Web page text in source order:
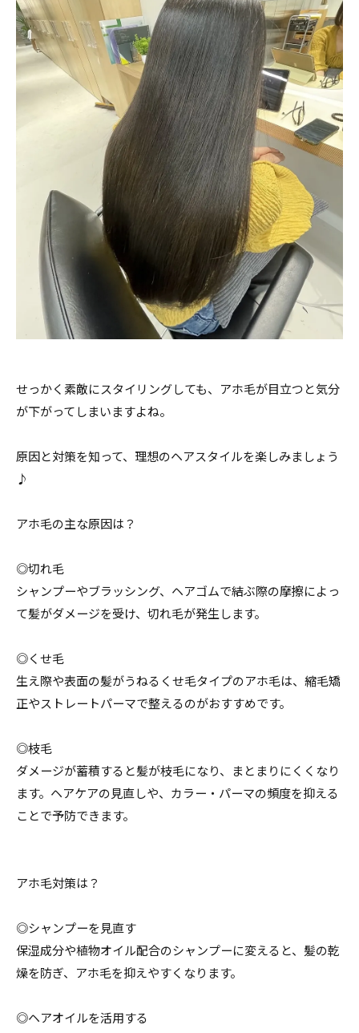
せっかく素敵にスタイリングしても、アホ毛が目立つと気分
が下がってしまいますよね。
原因と対策を知って、理想のヘアスタイルを楽しみましょう
♪
アホ毛の主な原因は？
◎切れ毛
シャンプーやブラッシング、ヘアゴムで結ぶ際の摩擦によっ
て髪がダメージを受け、切れ毛が発生します。
◎くせ毛
生え際や表面の髪がうねるくせ毛タイプのアホ毛は、縮毛矯
正やストレートパーマで整えるのがおすすめです。
◎枝毛
ダメージが蓄積すると髪が枝毛になり、まとまりにくくなり
ます。ヘアケアの見直しや、カラー・パーマの頻度を抑える
ことで予防できます。
アホ毛対策は？
◎シャンプーを見直す
保湿成分や植物オイル配合のシャンプーに変えると、髪の乾
燥を防ぎ、アホ毛を抑えやすくなります。
◎ヘアオイルを活用する